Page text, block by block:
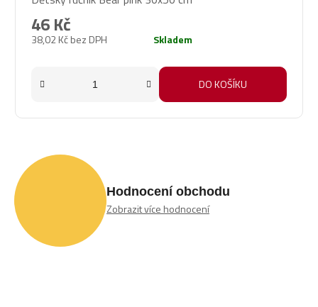
produktu
je
5,0
38,02 Kč bez DPH
46 Kč
Skladem
DO KOŠÍKU
Hodnocení obchodu
Zobrazit více hodnocení